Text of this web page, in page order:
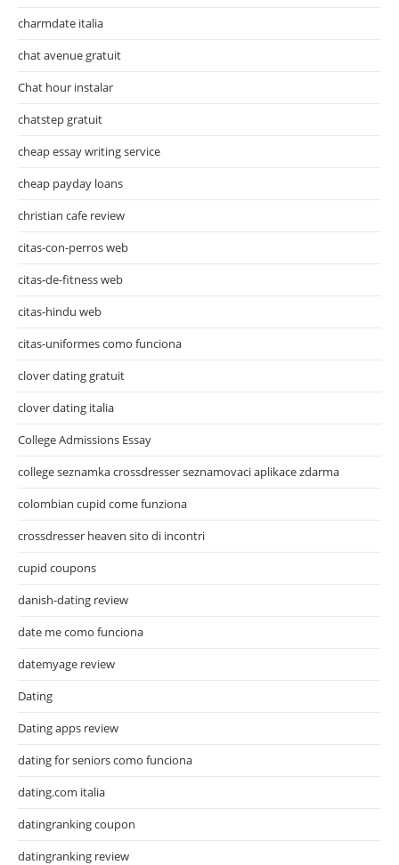
charmdate italia
chat avenue gratuit
Chat hour instalar
chatstep gratuit
cheap essay writing service
cheap payday loans
christian cafe review
citas-con-perros web
citas-de-fitness web
citas-hindu web
citas-uniformes como funciona
clover dating gratuit
clover dating italia
College Admissions Essay
college seznamka crossdresser seznamovaci aplikace zdarma
colombian cupid come funziona
crossdresser heaven sito di incontri
cupid coupons
danish-dating review
date me como funciona
datemyage review
Dating
Dating apps review
dating for seniors como funciona
dating.com italia
datingranking coupon
datingranking review